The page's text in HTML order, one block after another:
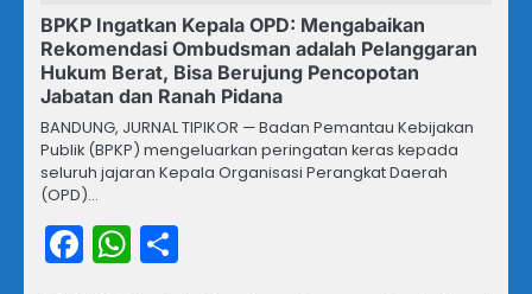
BPKP Ingatkan Kepala OPD: Mengabaikan
Rekomendasi Ombudsman adalah Pelanggaran
Hukum Berat, Bisa Berujung Pencopotan
Jabatan dan Ranah Pidana
BANDUNG, JURNAL TIPIKOR — Badan Pemantau Kebijakan
Publik (BPKP) mengeluarkan peringatan keras kepada
seluruh jajaran Kepala Organisasi Perangkat Daerah
(OPD)…
Facebook
WhatsApp